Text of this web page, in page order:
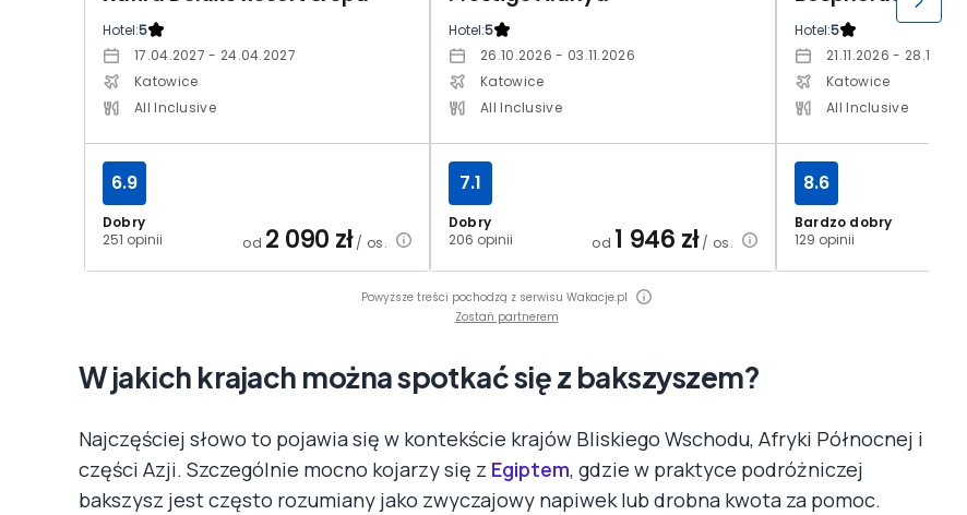
Hotel:5
17.04.2027 - 24.04.2027
Katowice
All Inclusive
Dobry
251 opinii
6.9
od 2 090 zł/ os.
Hotel:5
26.10.2026 - 03.11.2026
Katowice
All Inclusive
Dobry
206 opinii
7.1
od 1 946 zł/ os.
Hotel:5
21.11.2026 - 28.11.2026
Katowice
All Inclusive
Bardzo dobry
129 opinii
8.6
Powyższe treści pochodzą z serwisu Wakacje.pl
Zostań partnerem
W jakich krajach można spotkać się z bakszyszem?
Najczęściej słowo to pojawia się w kontekście krajów Bliskiego Wschodu, Afryki Północnej i
części Azji. Szczególnie mocno kojarzy się z Egiptem, gdzie w praktyce podróżniczej
bakszysz jest często rozumiany jako zwyczajowy napiwek lub drobna kwota za pomoc.